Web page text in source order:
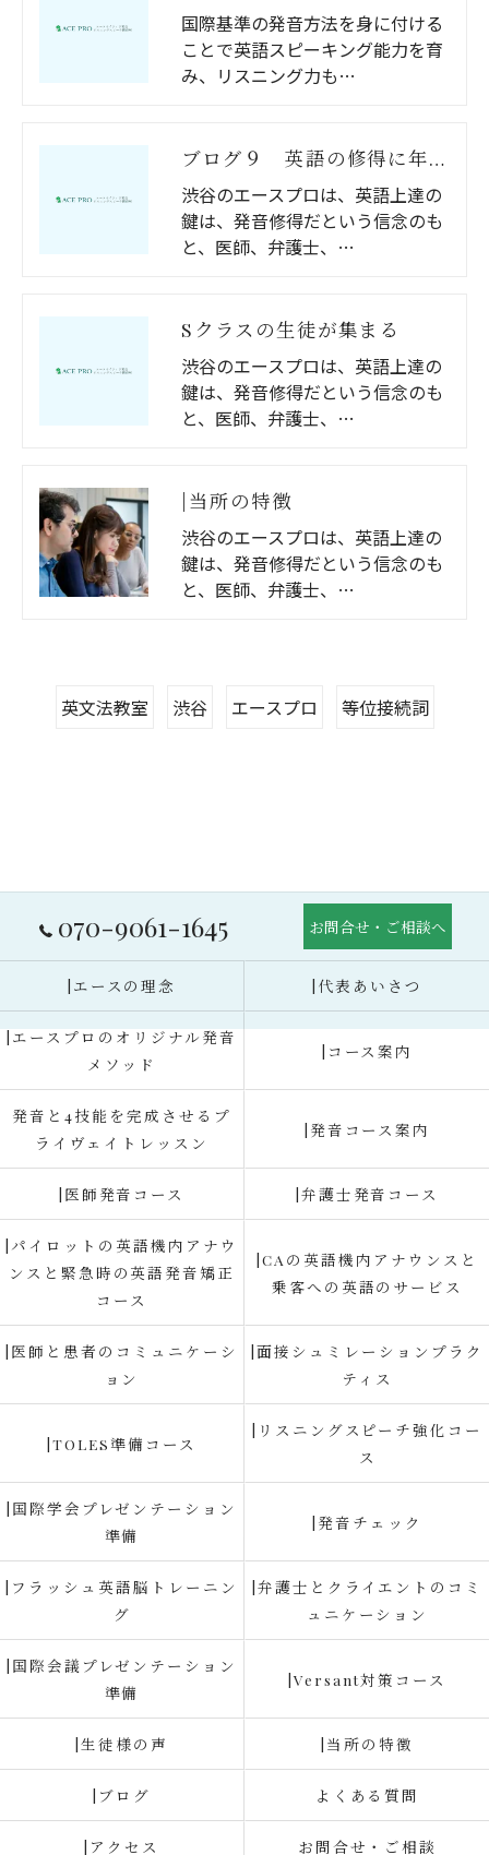
国際基準の発音方法を身に付ける
ことで英語スピーキング能力を育
み、リスニング力も…
ブログ９ 英語の修得に年齢は関係あるのか？
渋谷のエースプロは、英語上達の
鍵は、発音修得だという信念のも
と、医師、弁護士、…
Sクラスの生徒が集まる
渋谷のエースプロは、英語上達の
鍵は、発音修得だという信念のも
と、医師、弁護士、…
|当所の特徴
渋谷のエースプロは、英語上達の
鍵は、発音修得だという信念のも
と、医師、弁護士、…
英文法教室 渋谷 エースプロ 等位接続詞
070-9061-1645 お問合せ・ご相談へ
|エースの理念 |代表あいさつ
|エースプロのオリジナル発音
メソッド
|コース案内
発音と4技能を完成させるプ
ライヴェイトレッスン
|発音コース案内
|医師発音コース |弁護士発音コース
|パイロットの英語機内アナウ
ンスと緊急時の英語発音矯正
コース
|CAの英語機内アナウンスと
乗客への英語のサービス
|医師と患者のコミュニケーシ
ョン
|面接シュミレーションプラク
ティス
|TOLES準備コース
|リスニングスピーチ強化コー
ス
|国際学会プレゼンテーション
準備
|発音チェック
|フラッシュ英語脳トレーニン
グ
|弁護士とクライエントのコミ
ュニケーション
|国際会議プレゼンテーション
準備
|Versant対策コース
|生徒様の声 |当所の特徴
|ブログ よくある質問
|アクセス お問合せ・ご相談